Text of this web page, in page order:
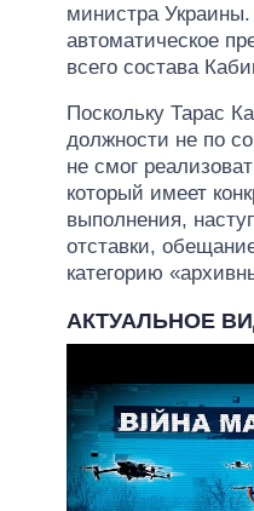
министра
автоматическое
всего состава
Поскольку Тарас
должности не по
не смог
который имеет
выполнения,
отставки,
категорию
АКТУАЛЬНОЕ